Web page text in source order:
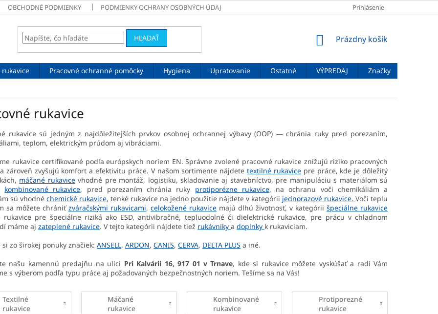
OBCHODNÉ PODMIENKY PODMIENKY OCHRANY OSOBNÝCH ÚDAJOV VEĽKOSTNÉ TABUĽKY
Prihlásenie
HĽADAŤ
NÁKUPNÝ
Prázdny košík
rukavice Pracovné ochranné pomôcky Hygiena Upratovanie Ostatné VÝPREDAJ
Značky
rukavice
rukavice sú jedným z najdôležitejších prvkov osobnej ochrannej výbavy (OOP) — chránia ruky pred porezaním,
teplom, elektrickým prúdom aj vibráciami.
rukavice certifikované podľa európskych noriem EN. Správne zvolené pracovné rukavice znižujú riziko pracovných
zároveň zvyšujú komfort a efektivitu práce. V našom sortimente nájdete textilné rukavicepre práce, kde je dôležitý
máčané rukavicevhodné pre montáž, logistiku, skladovanie aj stavebníctvo, pre manipuláciu s materiálom sú
kombinované rukavice, pred porezaním chránia ruky protiporézne rukavice, na ochranu voči chemikáliám a
sú vhodné chemické rukavice, tenké rukavice na jedno použitie nájdete v kategórii jednorazové rukavice. Voči teplu
sa môžete chrániťzváračskými rukavicami, celokožené rukavice majú dlhú životnosť, v kategórii špeciálne rukavice
rukavice pre špeciálne riziká ako ESD, antivibračné, tepluodolné či dielektrické rukavice, pre prácu v chladnom
máme aj zateplené rukavice. V tejto kategórii nájdete tiež rukávniky a doplnky k rukaviciam.
si zo širokej ponuky značiek: ANSELL, ARDON, CANIS, CERVA, DELTA PLUS a iné.
našu kamennú predajňu na ulici Pri Kalvárii 16, 917 01 v Trnave, kde si rukavice môžete vyskúšať a radi Vám
s výberom podľa typu práce aj požadovaných bezpečnostných noriem. Tešíme sa na Vás!
Textilné
rukavice
Máčané
rukavice
Kombinované
rukavice
Protiporezné
rukavice